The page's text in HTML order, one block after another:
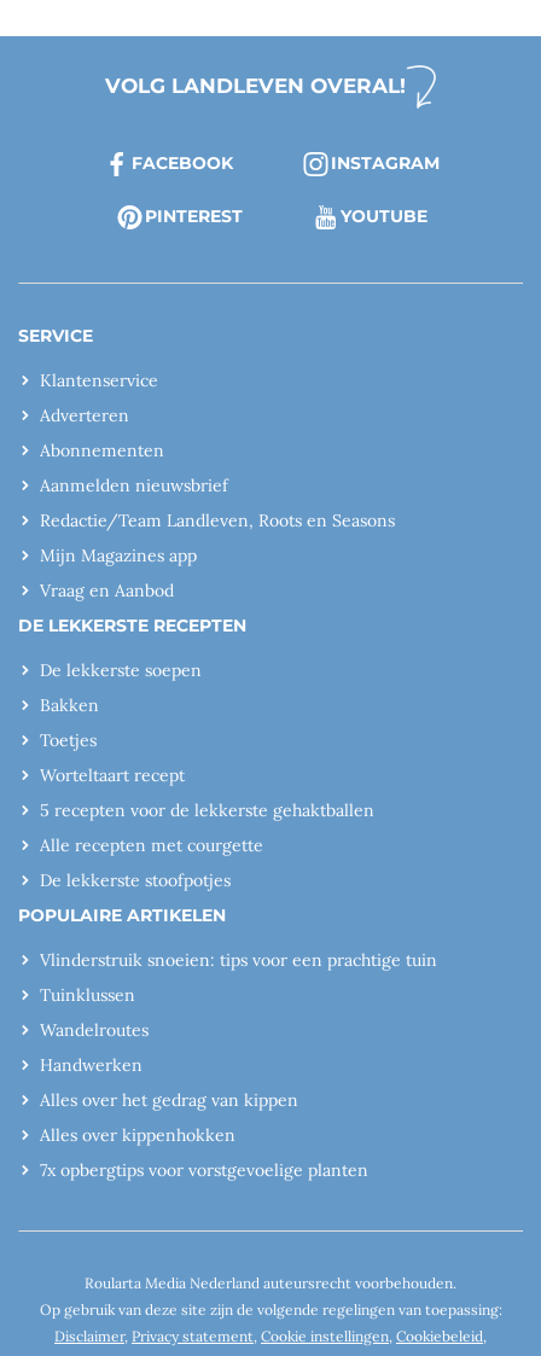
VOLG LANDLEVEN OVERAL!
FACEBOOK INSTAGRAM
PINTEREST YOUTUBE
SERVICE
Klantenservice
Adverteren
Abonnementen
Aanmelden nieuwsbrief
Redactie/Team Landleven, Roots en Seasons
Mijn Magazines app
Vraag en Aanbod
DE LEKKERSTE RECEPTEN
De lekkerste soepen
Bakken
Toetjes
Worteltaart recept
5 recepten voor de lekkerste gehaktballen
Alle recepten met courgette
De lekkerste stoofpotjes
POPULAIRE ARTIKELEN
Vlinderstruik snoeien: tips voor een prachtige tuin
Tuinklussen
Wandelroutes
Handwerken
Alles over het gedrag van kippen
Alles over kippenhokken
7x opbergtips voor vorstgevoelige planten
Roularta Media Nederland auteursrecht voorbehouden.
Op gebruik van deze site zijn de volgende regelingen van toepassing:
Disclaimer, Privacy statement Cookie instellingen Cookiebeleid